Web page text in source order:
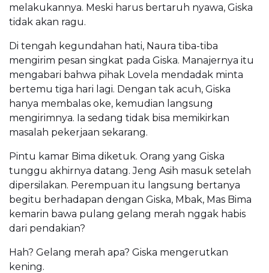
melakukannya. Meski harus bertaruh nyawa, Giska
tidak akan ragu.
Di tengah kegundahan hati, Naura tiba-tiba
mengirim pesan singkat pada Giska. Manajernya itu
mengabari bahwa pihak Lovela mendadak minta
bertemu tiga hari lagi. Dengan tak acuh, Giska
hanya membalas oke, kemudian langsung
mengirimnya. Ia sedang tidak bisa memikirkan
masalah pekerjaan sekarang.
Pintu kamar Bima diketuk. Orang yang Giska
tunggu akhirnya datang. Jeng Asih masuk setelah
dipersilakan. Perempuan itu langsung bertanya
begitu berhadapan dengan Giska, Mbak, Mas Bima
kemarin bawa pulang gelang merah nggak habis
dari pendakian?
Hah? Gelang merah apa? Giska mengerutkan
kening.